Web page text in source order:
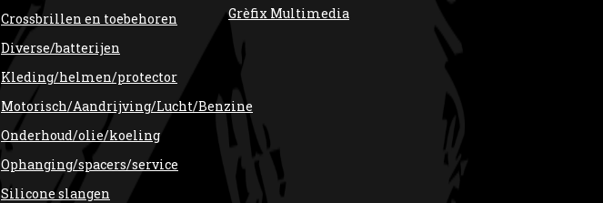
Crossbrillen en toebehoren
Diverse/batterijen
Kleding/helmen/protector
Motorisch/Aandrijving/Lucht/Benzine
Onderhoud/olie/koeling
Ophanging/spacers/service
Silicone slangen
Grèfix Multimedia